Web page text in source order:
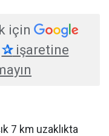
için
✰işaretine
7 km uzaklıkta